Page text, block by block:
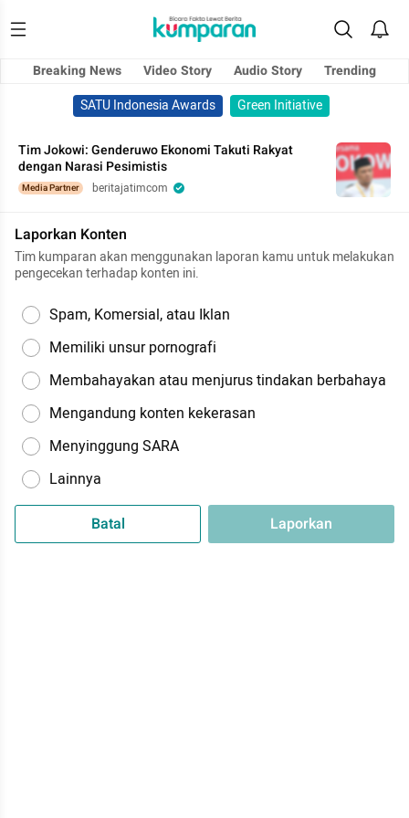
Breaking News Video Story Audio Story
Trending
SATU Indonesia Awards
Green Initiative
Tim Jokowi: Genderuwo Ekonomi Takuti Rakyat
dengan Narasi Pesimistis
Media Partner beritajatimcom
Laporkan Konten
Tim kumparan akan menggunakan laporan kamu untuk melakukan
pengecekan terhadap konten ini.
Spam, Komersial, atau Iklan
Memiliki unsur pornografi
Membahayakan atau menjurus tindakan berbahaya
Mengandung konten kekerasan
Menyinggung SARA
Lainnya
Batal Laporkan